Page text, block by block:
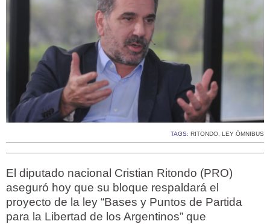
TAGS: RITONDO, LEY ÓMNIBUS
El diputado nacional Cristian Ritondo (PRO)
aseguró hoy que su bloque respaldará el
proyecto de la ley “Bases y Puntos de Partida
para la Libertad de los Argentinos” que